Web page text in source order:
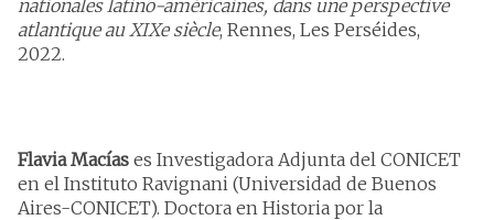
nationales latino-américaines, dans une perspective
atlantique au XIXe siècle, Rennes, Les Perséides,
2022.
Flavia Macías es Investigadora Adjunta del CONICET
en el Instituto Ravignani (Universidad de Buenos
Aires-CONICET). Doctora en Historia por la